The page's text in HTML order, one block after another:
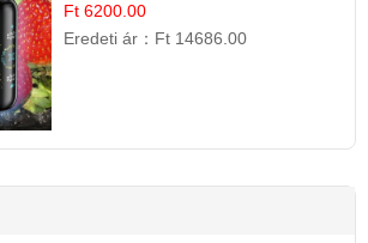
Ft 6200.00
Eredeti ár： Ft 14686.00